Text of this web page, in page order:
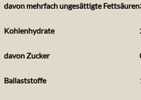
davon mehrfach ungesättigte Fettsäuren
Kohlenhydrate
davon Zucker
Ballaststoffe